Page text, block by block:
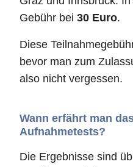
Gebühr bei 30 Euro.
Diese
bevor man zum
also nicht vergessen.
Wann erfährt man
Aufnahmetests?
Die Ergebnisse sind